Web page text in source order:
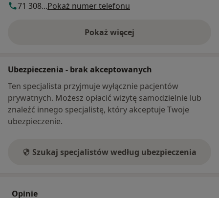
71 308...Pokaż numer telefonu
Pokaż więcej
o adresie
Ubezpieczenia - brak akceptowanych
Ten specjalista przyjmuje wyłącznie pacjentów
prywatnych. Możesz opłacić wizytę samodzielnie lub
znaleźć innego specjalistę, który akceptuje Twoje
ubezpieczenie.
Szukaj specjalistów według ubezpieczenia
Opinie